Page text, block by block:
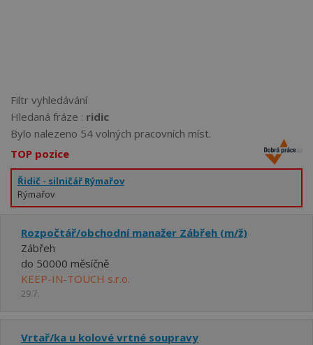
Filtr vyhledávání
Hledaná fráze : ridic
Bylo nalezeno 54 volných pracovních míst.
TOP pozice
Řidič - silničář Rýmařov
Rýmařov
Rozpočtář/obchodní manažer Zábřeh (m/ž)
Zábřeh
do 50000 měsíčně
KEEP-IN-TOUCH s.r.o.
29.7.
Vrtař/ka u kolové vrtné soupravy